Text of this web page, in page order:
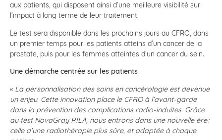
aux patients, qui disposent ainsi d’une meilleure visibilité sur
l’impact à long terme de leur traitement.
Le test sera disponible dans les prochains jours au CFRO, dans
un premier temps pour les patients atteins d’un cancer de la
prostate, puis pour les femmes atteintes d’un cancer du sein.
Une démarche centrée sur les patients
« La personnalisation des soins en cancérologie est devenue
un enjeu. Cette innovation place le CFRO à l’avant-garde
dans la prévention des complications radio-induites. Grâce
au test NovaGray RILA, nous entrons dans une nouvelle ère:
celle d’une radiothérapie plus sûre, et adaptée à chaque